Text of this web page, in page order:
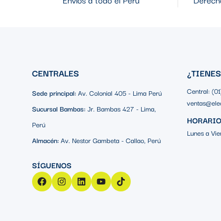
El relé también ofrece la capacidad de temporizar la
Para adaptarse a diversas instalaciones eléctricas, este relé
de hasta 276 voltios, asegurando una protección efectiva en
CENTRALES
Sede principal:Av. Colonial 405 - Lima Perú
Sucursal Bambas:Jr. Bambas 427 - Lima,
Perú
Almacén:Av. Nestor Gambeta - Callao, Perú
Central:
Lunes a